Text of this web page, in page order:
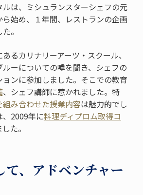
ルは、ミシュランスターシェフの元
始め、１年間、レストランの企画
。
あるカリナリーアーツ・スクール、
ーについての噂を聞き、シェフの
ンに参加しました。そこでの教育
、シェフ講師に惹かれました。特
組み合わせた授業内容は魅力的でし
、2009年に料理ディプロム取得コ
た。
て、アドベンチャー